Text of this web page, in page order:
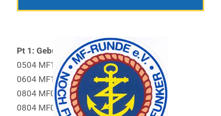
Pt 1: Geburtstage:
0504 MF1183 DF5GF Franz
0604 MF1108 I5EFO Emilio 80 Jahre
0804 MF0558 DJ1PQ Robert 89 Jahre
0804 MF0633 DL2GWR Walter